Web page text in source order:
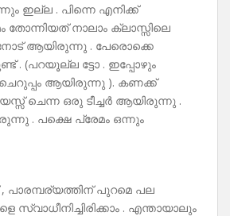
ഇല്ല . പിന്നെ എനിക്ക്
തോന്നിയത് നാലാം ക്ലാസ്സിലെ
ആയിരുന്നു . പേരൊക്കെ
. (പറയൂല്ല ട്ടോ . ഇപ്പോഴും
ചെറുപ്പം ആയിരുന്നു ). കണക്ക്
ചെന്ന ഒരു ടീച്ചർ ആയിരുന്നു .
. പക്ഷെ പ്രേമം ഒന്നും
പുറമെ പല
സ്വാധീനിച്ചിരിക്കാം . എന്തായാലും